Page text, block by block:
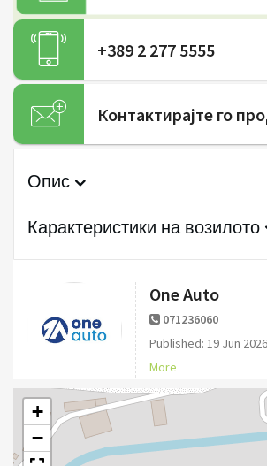
+389 2 277 5555
Контактирајте го
Опис
Карактеристики на возилото
One Auto
071236060
Published: 19 Jun 2026
More
+
−